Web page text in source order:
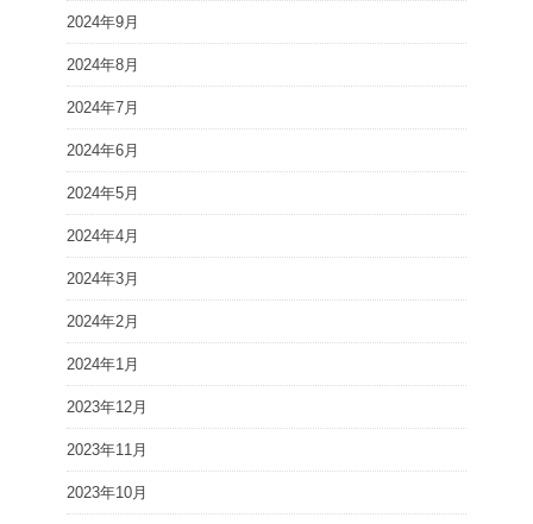
2024年9月
2024年8月
2024年7月
2024年6月
2024年5月
2024年4月
2024年3月
2024年2月
2024年1月
2023年12月
2023年11月
2023年10月